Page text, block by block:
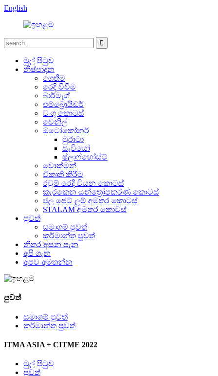
English
මුල් පිටුව
නිෂ්පාදන
ගෙතීම
රෙදි විවීම
බාර්මැග්
එම්බ්‍රොයිඩර්
වංගු කොටස්
චෙනිල්
ඔටෝකෝනර්
මුරාටා
සැවියෝ
ෂ්ලාෆ්හෝස්ට්
වොක්මන්
විකෘති කිරීම
රවුම් රෙදි වියන කොටස්
කැරකෙන යන්ත්‍රෝපකරණ කොටස්
ජල ජෙට් ලූම් අමතර කොටස්
STALAM අමතර කොටස්
පුවත්
සමාගම් පුවත්
කර්මාන්ත පුවත්
නිතර අසන පැන
අපි ගැන
අපව අමතන්න
පුවත්
සමාගම් පුවත්
කර්මාන්ත පුවත්
ITMA ASIA + CITME 2022
මුල් පිටුව
පුවත්